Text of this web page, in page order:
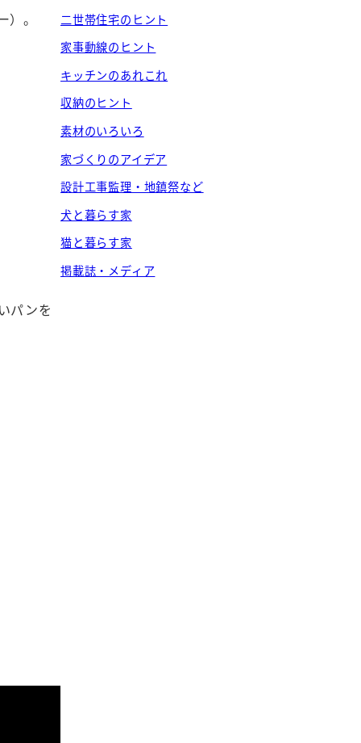
。
パンを
二世帯住宅のヒント
家事動線のヒント
キッチンのあれこれ
収納のヒント
素材のいろいろ
家づくりのアイデア
設計工事監理・地鎮祭など
犬と暮らす家
猫と暮らす家
掲載誌・メディア